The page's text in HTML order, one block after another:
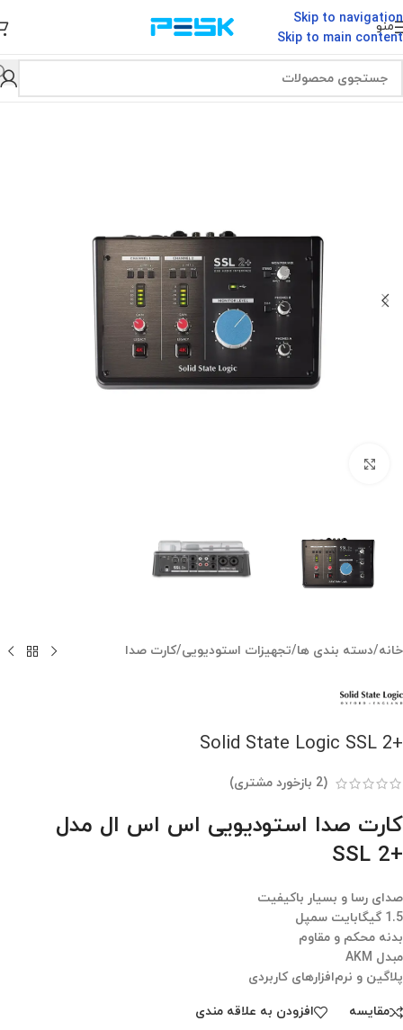
Skip to navigation
Skip to main content
منو
خانه/دسته بندی ها/تجهیزات استودیویی/کارت صدا
+Solid State Logic SSL 2
(
2 بازخورد مشتری)
کارت صدا استودیویی اس اس ال مدل
+SSL 2
صدای رسا و بسیار باکیفیت
1.5 گیگابایت سمپل
بدنه محکم و مقاوم
مبدل‌ AKM
پلاگین و نرم‌افزارهای کاربردی
مقایسه افزودن به علاقه مندی